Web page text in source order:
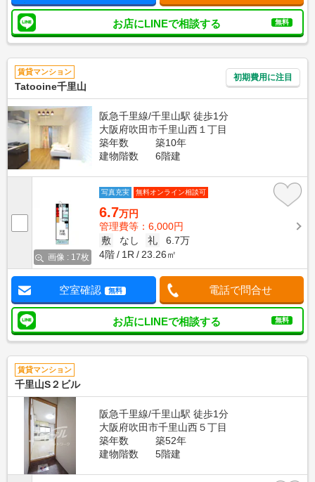
お店にLINEで相談する 無料
賃貸マンション
Tatooine千里山
初期費用に注目
阪急千里線/千里山駅 徒歩1分
大阪府吹田市千里山西１丁目
築年数
築10年
建物階数
6階建
画像 : 17枚
写真充実 無料オンライン相談可
6.7万円
管理費等：6,000円
敷
なし 礼
6.7万
4階
1R 23.26㎡
空室確認 無料 電話で問合せ
お店にLINEで相談する 無料
賃貸マンション
千里山S２ビル
阪急千里線/千里山駅 徒歩1分
大阪府吹田市千里山西５丁目
築年数
築52年
建物階数
5階建